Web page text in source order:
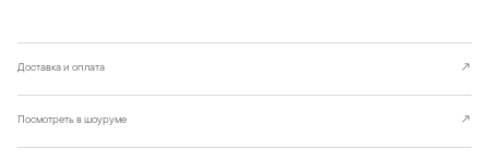
Доставка и оплата ↗
Посмотреть в шоуруме ↗